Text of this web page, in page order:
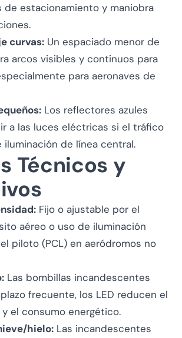
de estacionamiento y maniobra
curvas: Un espaciado menor de
arcos visibles y continuos para
para aeronaves de
Los reflectores azules
a las luces eléctricas si el tráfico
iluminación de línea central.
Técnicos y
Fijo o ajustable por el
aéreo o uso de iluminación
piloto (PCL) en aeródromos no
Las bombillas incandescentes
frecuente, los LED reducen el
el consumo energético.
hielo: Las incandescentes